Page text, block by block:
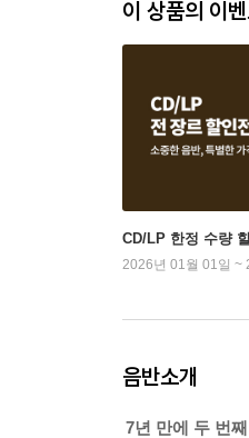
이 상품의 이
CD/LP 한정 수량
2026년 01월 01일 ~
음반소개
7년 만에 두 번